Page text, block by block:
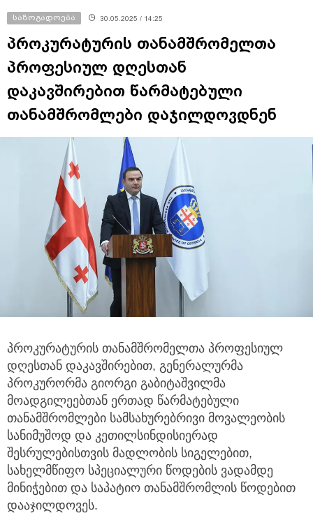
საზოგადოება 30.05.2025 / 14:25
პროკურატურის თანამშრომელთა
პროფესიულ დღესთან
დაკავშირებით წარმატებული
თანამშრომლები დაჯილდოვდნენ
პროკურატურის თანამშრომელთა პროფესიულ
დღესთან დაკავშირებით, გენერალურმა
პროკურორმა გიორგი გაბიტაშვილმა
მოადგილეებთან ერთად წარმატებული
თანამშრომლები სამსახურებრივი მოვალეობის
სანიმუშოდ და კეთილსინდისიერად
შესრულებისთვის მადლობის სიგელებით,
სახელმწიფო სპეციალური წოდების ვადამდე
მინიჭებით და საპატიო თანამშრომლის წოდებით
დააჯილდოვეს.